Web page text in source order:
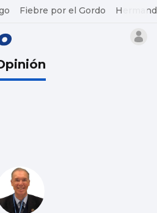
Fiebre por el Gordo